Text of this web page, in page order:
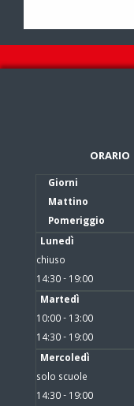
Giorni
Mattino
Pomeriggio
Lunedì
chiuso
14:30 - 19:00
Martedì
10:00 - 13:00
14:30 - 19:00
Mercoledì
solo scuole
14:30 - 19:00